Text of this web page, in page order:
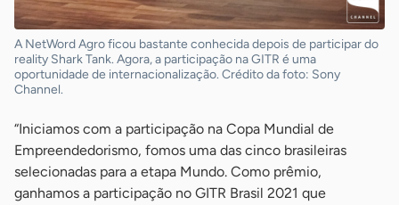
A NetWord Agro ficou bastante conhecida depois de participar do
reality Shark Tank. Agora, a participação na GITR é uma
oportunidade de internacionalização. Crédito da foto: Sony
Channel.
“Iniciamos com a participação na Copa Mundial de
Empreendedorismo, fomos uma das cinco brasileiras
selecionadas para a etapa Mundo. Como prêmio,
ganhamos a participação no GITR Brasil 2021 que